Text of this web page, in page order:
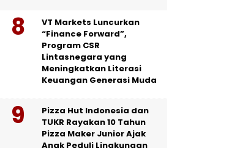
VT Markets Luncurkan
“Finance Forward”,
Program CSR
Lintasnegara yang
Meningkatkan Literasi
Keuangan Generasi Muda
Pizza Hut Indonesia dan
TUKR Rayakan 10 Tahun
Pizza Maker Junior Ajak
Anak Peduli Lingkungan